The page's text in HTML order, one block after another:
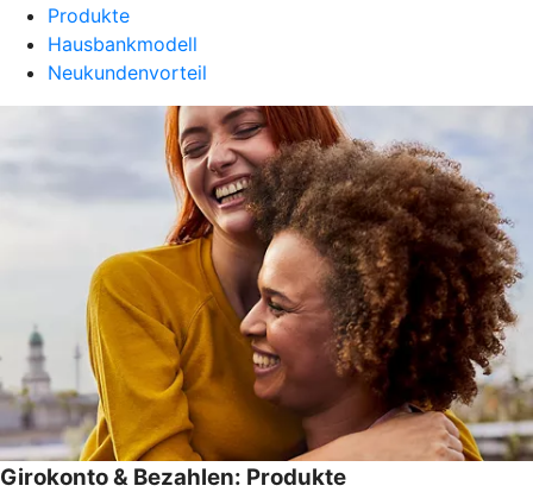
Produkte
Hausbankmodell
Neukundenvorteil
Girokonto & Bezahlen: Produkte